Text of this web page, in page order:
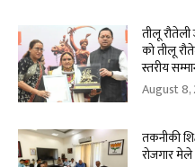
तीलू
को तीलू
स्तरीय
August
तकनीकी
रोजगार मेले